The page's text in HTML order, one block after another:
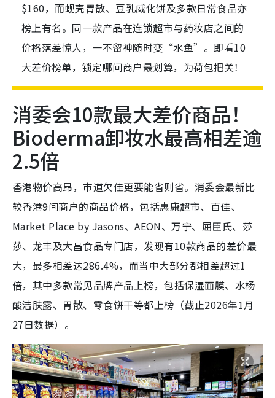
$160，而蚬壳胃散、豆乳威化饼及多款日常食品亦
榜上有名。同一款产品在连锁超市与药妆店之间的
价格落差惊人，一不留神随时变“水鱼”。即看10
大差价榜单，锁定哪间商户最划算，为荷包把关！
消委会10款最大差价商品！
Bioderma卸妆水最高相差逾
2.5倍
香港物价高昂，市道欠佳更要能省则省。消委会最新比
较香港9间商户的商品价格，包括惠康超市、百佳、
Market Place by Jasons、AEON、万宁、屈臣氏、莎
莎、龙丰及大昌食品专门店，发现有10款商品的差价最
大，最多相差达286.4%，而当中大部分都相差超过1
倍，其中多款常见品牌产品上榜，包括保湿面膜、水杨
酸洁肤露、胃散、零食饼干等都上榜（截止2026年1月
27日数据）。